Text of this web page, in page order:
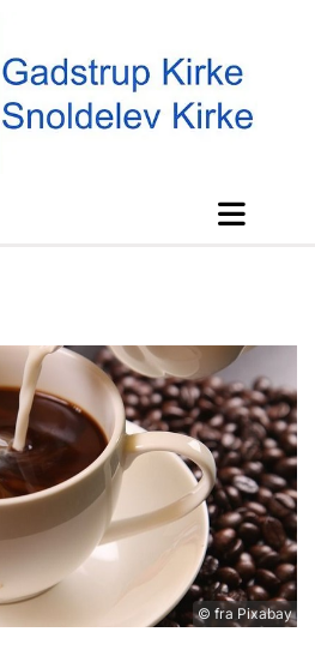
© fra Pixabay